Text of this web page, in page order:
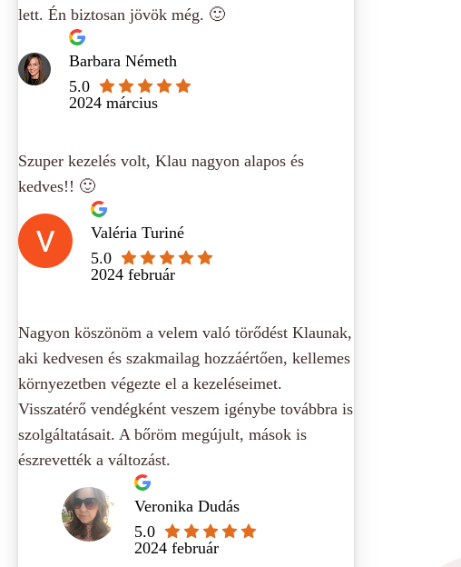
lett. Én biztosan jövök még. 🙂
Barbara Németh
5.0
2024 március
Szuper kezelés volt, Klau nagyon alapos és
kedves!! 🙂
Valéria Turiné
5.0
2024 február
Nagyon köszönöm a velem való törődést Klaunak,
aki kedvesen és szakmailag hozzáértően, kellemes
környezetben végezte el a kezeléseimet.
Visszatérő vendégként veszem igénybe továbbra is
szolgáltatásait. A bőröm megújult, mások is
észrevették a változást.
Veronika Dudás
5.0
2024 február